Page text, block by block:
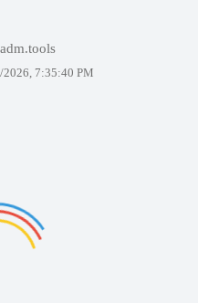
adm.tools
2026, 7:35:40 PM